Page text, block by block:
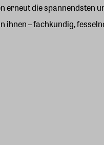
erneut die spannendsten
– fachkundig,